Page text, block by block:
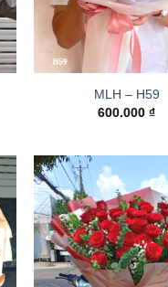
MLH – H59
600.000₫